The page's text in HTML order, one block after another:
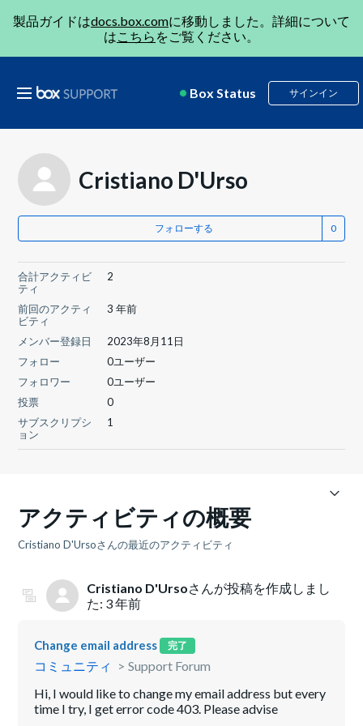
製品ガイドはdocs.box.comに移動しました。詳細について
はこちら をご覧ください。
Box Status サインイン
Cristiano D'Urso
フォローする
合計アクティビ
ティ
2
前回のアクティ
ビティ
3 年前
メンバー登録日
2023年8月11日
フォロー
0ユーザー
フォロワー
0ユーザー
投票
0
サブスクリプシ
ョン
1
アクティビティの概要
Cristiano D'Ursoさんの最近のアクティビティ
Cristiano D'Ursoさんが投稿を作成しまし
た: 3 年前
Change email address 完了
コミュニティ
Support Forum
Hi, I would like to change my email address but every
time I try, I get error code 403. Please advise